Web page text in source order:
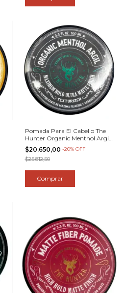
Pomada Para El Cabello The
Hunter Organic Menthol Argil
100ml
$20.650,00 -20% OFF
$25.812,50